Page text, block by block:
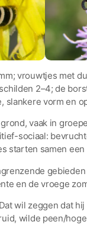
vrouwtjes met
2–4; de
slankere vorm en
vaak in
sociaal:
starten samen een
en de vroege
wil zeggen dat
wilde peen/